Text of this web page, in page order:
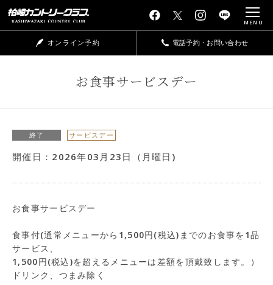
MENU
オンライン予約 電話予約・お問い合わせ
お食事サービスデー
終了 サービスデー
開催日：2026年03月23日（月曜日)
お食事サービスデー
食事付(通常メニューから1,500円(税込) までのお食事を1品
サービス、
1,500円(税込)を超えるメニューは差額を頂戴致します。）
ドリンク、つまみ除く